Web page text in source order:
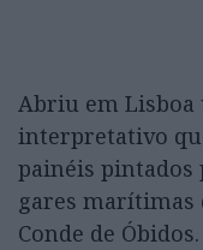
Abriu em
interpretativo
painéis pintados
gares marítimas
Conde de